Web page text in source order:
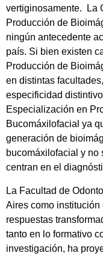
vertiginosamente. La
Producción de
ningún antecedente
país. Si bien existen
Producción de
en distintas
especificidad
Especialización en
Bucomáxilofacial ya
generación de
bucomáxilofacial y no
centran en el
La Facultad de
Aires como
respuestas
tanto en lo formativo
investigación, ha